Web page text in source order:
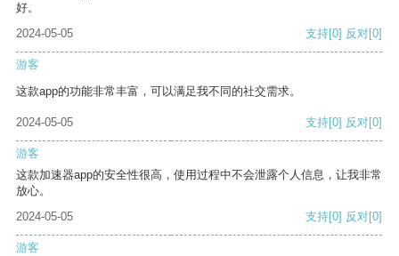
好。
2024-05-05
支持[0] 反对[0]
游客
这款app的功能非常丰富，可以满足我不同的社交需求。
2024-05-05 支持[0] 反对[0]
游客
这款加速器app的安全性很高，使用过程中不会泄露个人信息，让我非常
放心。
2024-05-05
支持[0] 反对[0]
游客